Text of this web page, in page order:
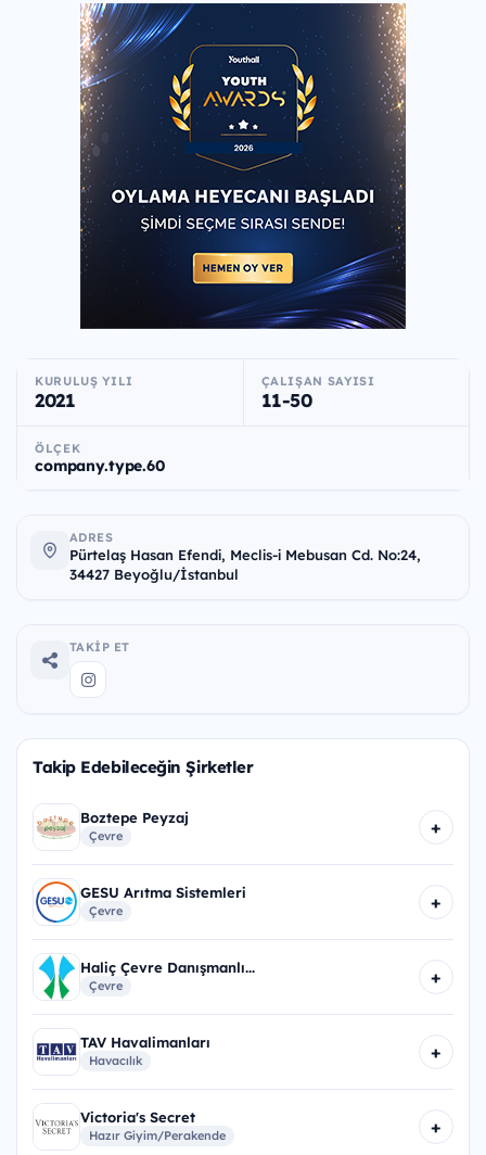
KURULUŞ YILI
2021
ÇALIŞAN SAYISI
11-50
ÖLÇEK
company.type.60
ADRES
Pürtelaş Hasan Efendi, Meclis-i Mebusan Cd. No:24,
34427 Beyoğlu/İstanbul
TAKIP ET
Takip Edebileceğin Şirketler
Boztepe Peyzaj
Çevre +
GESU Arıtma Sistemleri
Çevre +
Haliç Çevre Danışmanlı...
Çevre +
TAV Havalimanları
Havacılık +
Victoria's Secret
Hazır Giyim/Perakende +